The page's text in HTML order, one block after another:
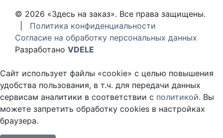
© 2026 «Здесь на заказ». Все права защищены.
Политика конфиденциальности
Согласие на обработку персональных данных
Разработано VDELE
Сайт использует файлы «cookie» с целью повышения
удобства пользования, в т.ч. для передачи данных
сервисам аналитики в соответствии с политикой. Вы
можете запретить обработку cookies в настройках
браузера.